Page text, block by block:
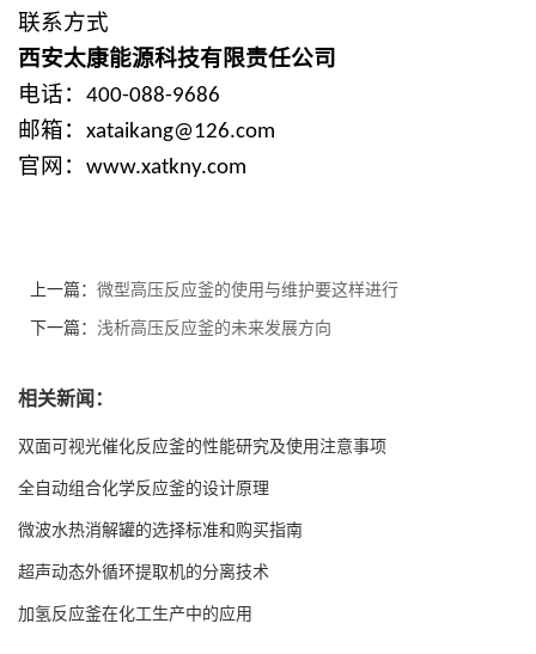
联系方式
西安太康能源科技有限责任公司
电话： 400-088-9686
邮箱： xataikang@126.com
官网： www.xatkny.com
上一篇： 微型高压反应釜的使用与维护要这样进行
下一篇： 浅析高压反应釜的未来发展方向
相关新闻：
双面可视光催化反应釜的性能研究及使用注意事项
全自动组合化学反应釜的设计原理
微波水热消解罐的选择标准和购买指南
超声动态外循环提取机的分离技术
加氢反应釜在化工生产中的应用